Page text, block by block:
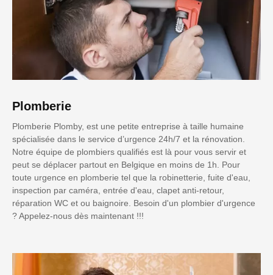
Plomberie
Plomberie Plomby, est une petite entreprise à taille humaine
spécialisée dans le service d’urgence 24h/7 et la rénovation.
Notre équipe de plombiers qualifiés est là pour vous servir et
peut se déplacer partout en Belgique en moins de 1h. Pour
toute urgence en plomberie tel que la robinetterie, fuite d'eau,
inspection par caméra, entrée d'eau, clapet anti-retour,
réparation WC et ou baignoire. Besoin d'un plombier d'urgence
? Appelez-nous dès maintenant !!!